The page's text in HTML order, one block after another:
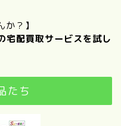
？】
宅配買取サービスを試し
たち